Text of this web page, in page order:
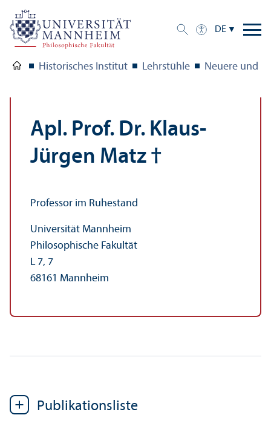
DE
Historisches Institut Lehr­stühle Neuere und
Apl. Prof. Dr. Klaus-
Jürgen Matz †
Professor im Ruhestand
Universität Mannheim
Philosophische Fakultät
L 7, 7
68161 Mannheim
Publikations­liste